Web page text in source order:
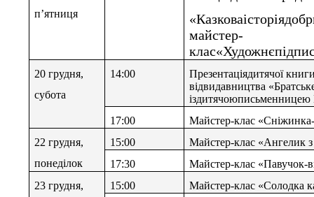
п’ятниця
майстер-
20 грудня,
субота
14:00
Презентаціядитячої
відвидавництва
17:00
Майстер-клас
22 грудня,
понеділок
15:00
Майстер-клас «Ангелик
17:30
Майстер-клас «Павучок-
23 грудня,
15:00
Майстер-клас «Солодка